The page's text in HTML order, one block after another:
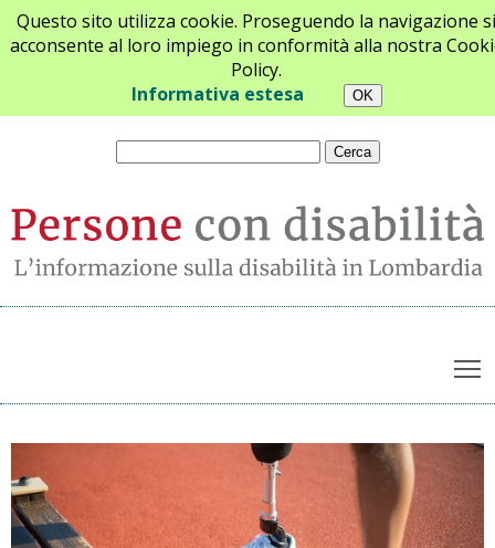
Questo sito utilizza cookie. Proseguendo la navigazione si
acconsente al loro impiego in conformità alla nostra
Policy.
Informativa estesa
Chi siamo Newsletter Contatti
Archivio notizie